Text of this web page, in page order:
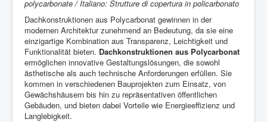
polycarbonate / Italiano: Strutture di copertura in policarbonato
Dachkonstruktionen aus Polycarbonat gewinnen in der
modernen Architektur zunehmend an Bedeutung, da sie eine
einzigartige Kombination aus Transparenz, Leichtigkeit und
Funktionalität bieten. Dachkonstruktionen aus Polycarbonat
ermöglichen innovative Gestaltungslösungen, die sowohl
ästhetische als auch technische Anforderungen erfüllen. Sie
kommen in verschiedenen Bauprojekten zum Einsatz, von
Gewächshäusern bis hin zu repräsentativen öffentlichen
Gebäuden, und bieten dabei Vorteile wie Energieeffizienz und
Langlebigkeit.